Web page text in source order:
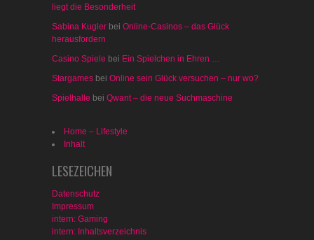
liegt die Besonderheit
Sabina Kugler bei Online-Casinos – das Glück
herausfordern
Casino Spiele bei Ein Spielchen in Ehren …
Stargames bei Online sein Glück versuchen – nur wo?
Spielhalle bei Qwant – die neue Suchmaschine
Home – Lifestyle
Inhalt
LESEZEICHEN
Datenschutz
Impressum
intern: Gaming
intern: Inhaltsverzeichnis